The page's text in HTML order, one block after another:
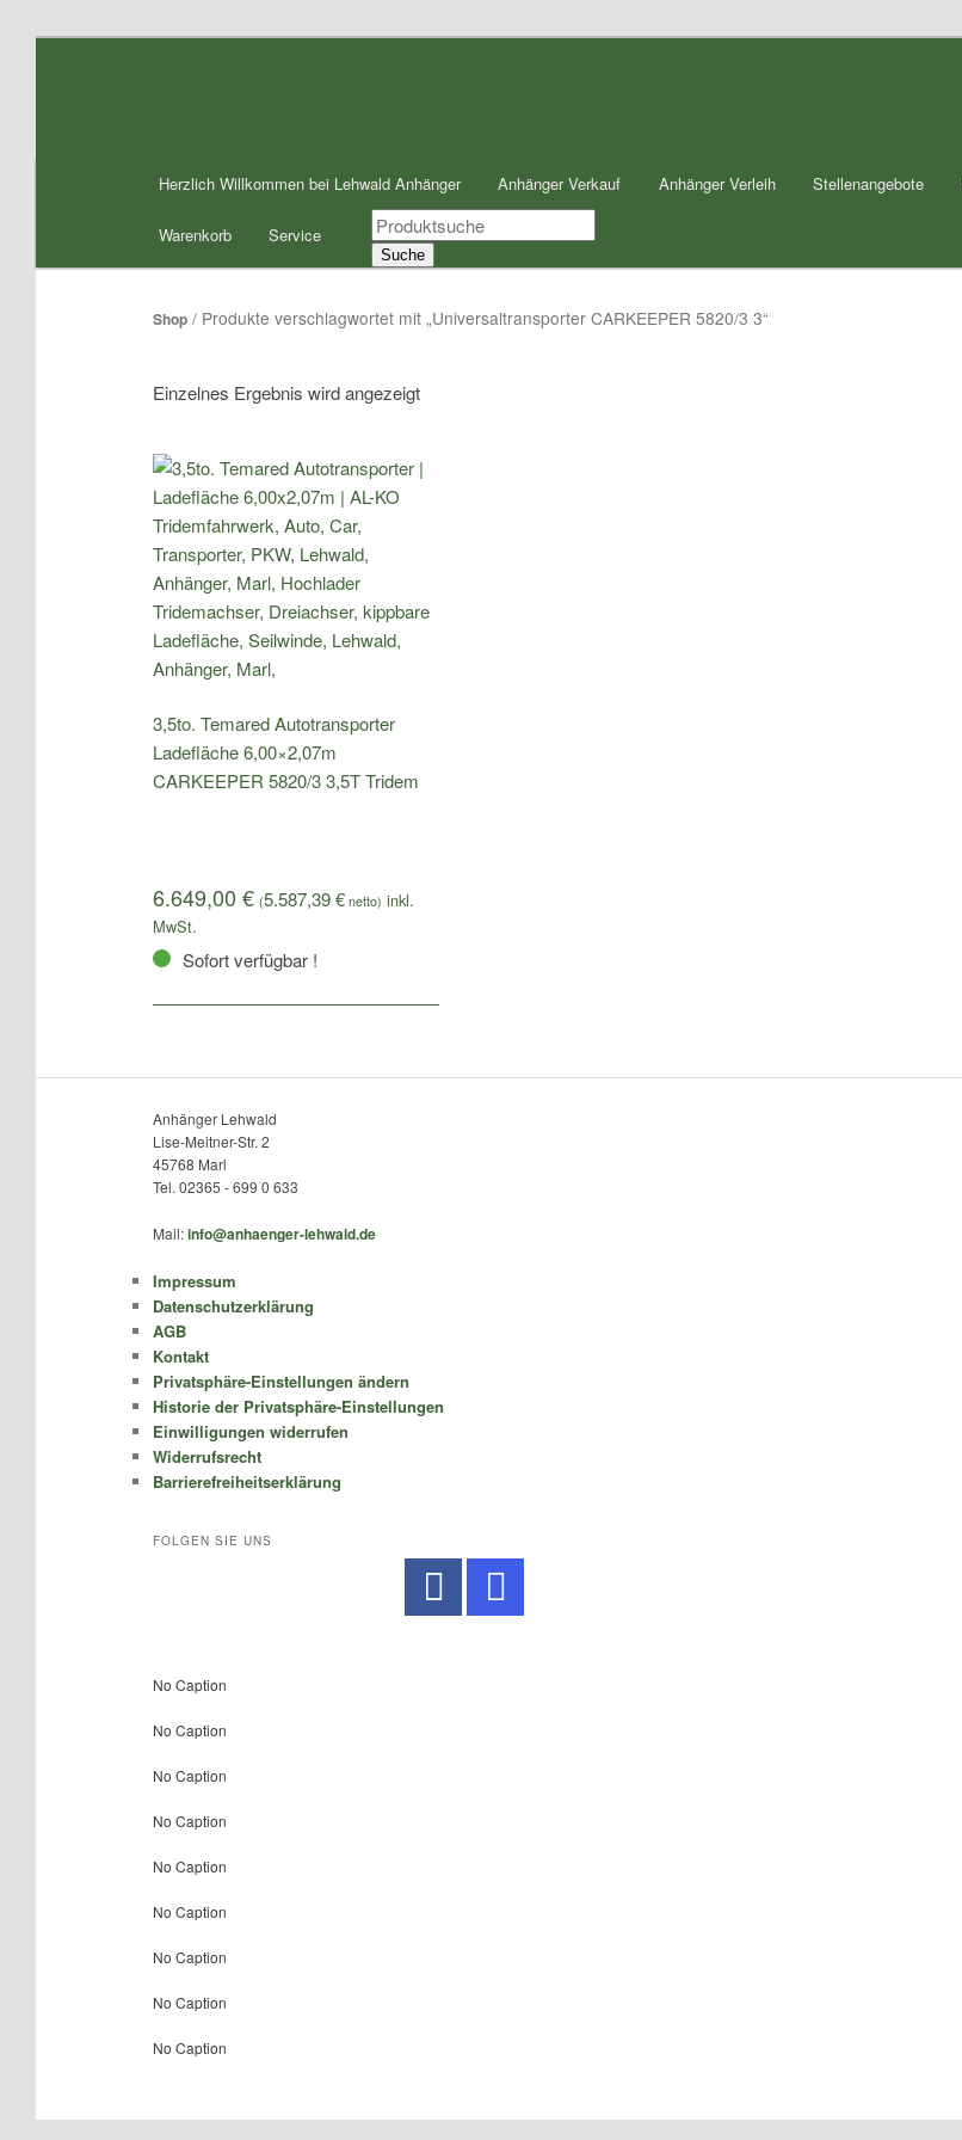
Herzlich Willkommen bei Lehwald Anhänger Anhänger Verkauf Anhänger Verleih Stellenangebote
Warenkorb Service
Products
search
Suche
Shop/ Produkte verschlagwortet mit „Universaltransporter CARKEEPER 5820/3 3“
Einzelnes Ergebnis wird angezeigt
3,5to. Temared Autotransporter
Ladefläche 6,00×2,07m
CARKEEPER 5820/3 3,5T Tridem
6.649,00 € (5.587,39€netto)
Sofort verfügbar !
Anhänger Lehwald
Lise-Meitner-Str. 2
45768 Marl
Tel. 02365 - 699 0 633
Mail:info@anhaenger-lehwald.de
Impressum
Datenschutzerklärung
AGB
Kontakt
Privatsphäre-Einstellungen ändern
Historie der Privatsphäre-Einstellungen
Einwilligungen widerrufen
Widerrufsrecht
Barrierefreiheitserklärung
FOLGEN SIE UNS
No Caption
No Caption
No Caption
No Caption
No Caption
No Caption
No Caption
No Caption
No Caption